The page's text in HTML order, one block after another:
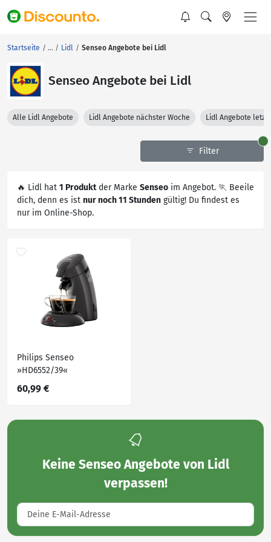
Startseite Lidl Senseo Angebote bei Lidl
Senseo Angebote bei Lidl
Alle Lidl Angebote Lidl Angebote nächster Woche Lidl Angebote
Filter
🔥 Lidl hat 1 Produktder Marke Senseo im Angebot. 🏃 Beeile
dich, denn es ist nur noch 11 Stunden gültig! Du findest es
nur im Online-Shop.
Philips Senseo
»HD6552/39«
60,99 €
Keine Senseo Angebote von Lidl
verpassen!